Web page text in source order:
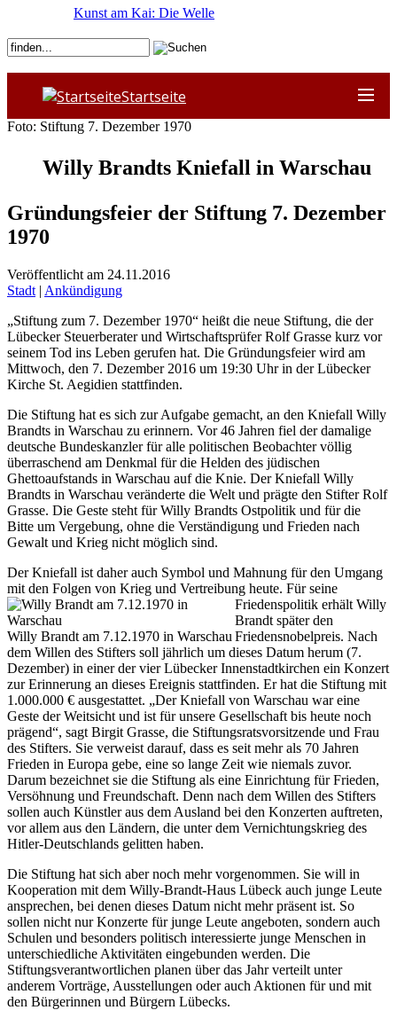
Startseite
Foto: Stiftung 7. Dezember 1970
Willy Brandts Kniefall in Warschau
Gründungsfeier der Stiftung 7. Dezember
1970
Veröffentlicht am 24.11.2016
Stadt | Ankündigung
„Stiftung zum 7. Dezember 1970“ heißt die neue Stiftung, die der
Lübecker Steuerberater und Wirtschaftsprüfer Rolf Grasse kurz vor
seinem Tod ins Leben gerufen hat. Die Gründungsfeier wird am
Mittwoch, den 7. Dezember 2016 um 19:30 Uhr in der Lübecker
Kirche St. Aegidien stattfinden.
Die Stiftung hat es sich zur Aufgabe gemacht, an den Kniefall Willy
Brandts in Warschau zu erinnern. Vor 46 Jahren fiel der damalige
deutsche Bundeskanzler für alle politischen Beobachter völlig
überraschend am Denkmal für die Helden des jüdischen
Ghettoaufstands in Warschau auf die Knie. Der Kniefall Willy
Brandts in Warschau veränderte die Welt und prägte den Stifter Rolf
Grasse. Die Geste steht für Willy Brandts Ostpolitik und für die
Bitte um Vergebung, ohne die Verständigung und Frieden nach
Gewalt und Krieg nicht möglich sind.
Der Kniefall ist daher auch Symbol und Mahnung für den Umgang
mit den Folgen von Krieg und Vertreibung heute. Für seine
Friedenspolitik erhält
Willy Brandt am 7.12.1970 in Warschau
Willy
Brandt später den
Friedensnobelpreis. Nach
dem Willen des Stifters soll jährlich um dieses Datum herum (7.
Dezember) in einer der vier Lübecker Innenstadtkirchen ein Konzert
zur Erinnerung an dieses Ereignis stattfinden. Er hat die Stiftung mit
1.000.000 € ausgestattet. „Der Kniefall von Warschau war eine
Geste der Weitsicht und ist für unsere Gesellschaft bis heute noch
prägend“, sagt Birgit Grasse, die Stiftungsratsvorsitzende und Frau
des Stifters. Sie verweist darauf, dass es seit mehr als 70 Jahren
Frieden in Europa gebe, eine so lange Zeit wie niemals zuvor.
Darum bezeichnet sie die Stiftung als eine Einrichtung für Frieden,
Versöhnung und Freundschaft. Denn nach dem Willen des Stifters
sollen auch Künstler aus dem Ausland bei den Konzerten auftreten,
vor allem aus den Ländern, die unter dem Vernichtungskrieg des
Hitler-Deutschlands gelitten haben.
Die Stiftung hat sich aber noch mehr vorgenommen. Sie will in
Kooperation mit dem Willy-Brandt-Haus Lübeck auch junge Leute
ansprechen, bei denen dieses Datum nicht mehr präsent ist. So
sollen nicht nur Konzerte für junge Leute angeboten, sondern auch
Schulen und besonders politisch interessierte junge Menschen in
unterschiedliche Aktivitäten eingebunden werden. Die
Stiftungsverantwortlichen planen über das Jahr verteilt unter
anderem Vorträge, Ausstellungen oder auch Aktionen für und mit
den Bürgerinnen und Bürgern Lübecks.
Kunst am Kai: Die Welle